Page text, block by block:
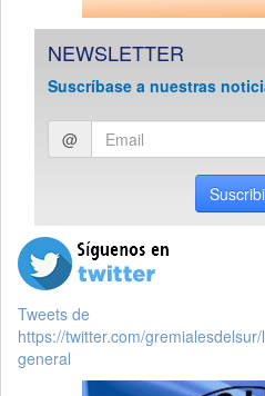
NEWSLETTER
Suscríbase a nuestras
Ingresar
email
@
Tweets de
https://twitter.com/
general